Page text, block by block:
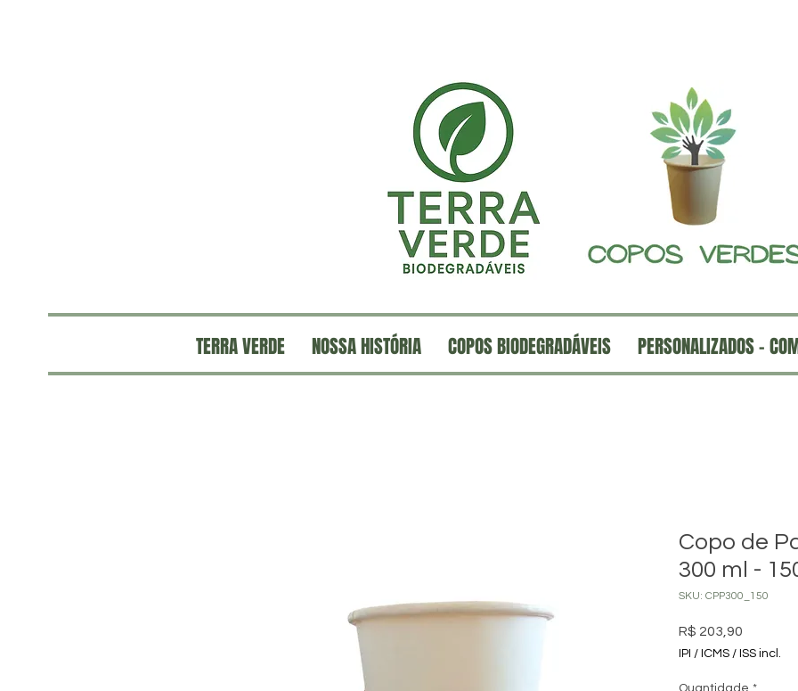
TERRA VERDE NOSSA HISTÓRIA COPOS BIODEGRADÁVEIS PERSONALIZADOS -
Copo de
300 ml -
SKU: CPP300_150
R$ 203,90
IPI / ICMS / ISS incl.
Quantidade *